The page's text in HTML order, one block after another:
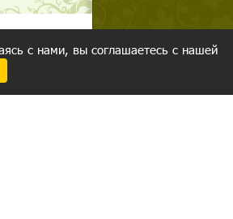
с нами, вы соглашаетесь с нашей